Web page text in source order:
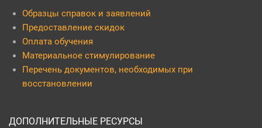
Образцы справок и заявлений
Предоставление скидок
Оплата обучения
Материальное стимулирование
Перечень документов, необходимых при
восстановлении
ДОПОЛНИТЕЛЬНЫЕ РЕСУРСЫ